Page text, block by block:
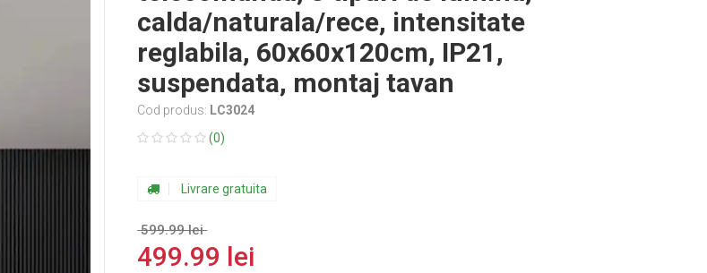
calda/naturala/rece, intensitate
reglabila, 60x60x120cm, IP21,
suspendata, montaj tavan
Cod produs: LC3024
(0)
Livrare gratuita
599.99 lei
499.99 lei